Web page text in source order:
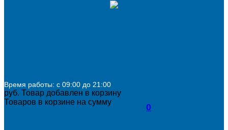
Время работы: с 09:00 до 21:00
0
руб. Товар добавлен в корзину
Товаров в корзине на сумму